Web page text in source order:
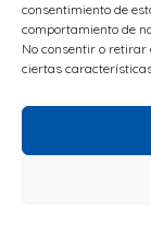
consentimiento de
comportamiento de
No consentir o retirar
ciertas